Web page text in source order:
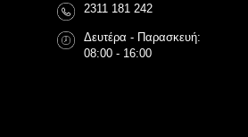
2311 181 242
Δευτέρα - Παρασκευή:
08:00 - 16:00